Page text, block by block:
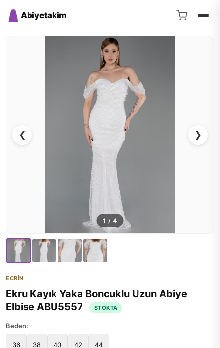
Abiyetakim
❮ ❯
1 / 4
ECRİN
Ekru Kayık Yaka Boncuklu Uzun Abiye
Elbise ABU5557
STOKTA
Beden:
36 38 40 42 44